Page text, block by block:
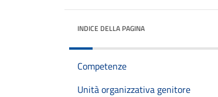
INDICE DELLA PAGINA
Competenze
Unità organizzativa genitore